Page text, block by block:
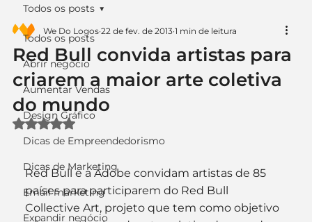
Todos os posts
Abrir negócio
Aumentar Vendas
Design Gráfico
Dicas de Empreendedorismo
Dicas de Marketing
Email marketing
Expandir negócio
Todos os posts
Red Bull convida artistas para
criarem a maior arte coletiva
do mundo
We Do Logos 22 de fev. de 2013 1 min de leitura
Avaliado com NaN de 5 estrelas.
Red Bull e a Adobe convidam artistas de 85
países para participarem do Red Bull
Collective Art, projeto que tem como objetivo